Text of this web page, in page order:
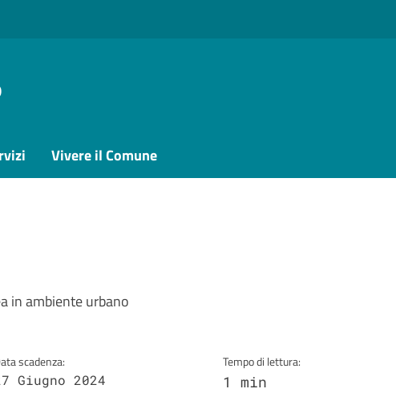
Vivere il Comune
in ambiente urbano
scadenza:
Giugno 2024
Tempo di lettura:
1 min